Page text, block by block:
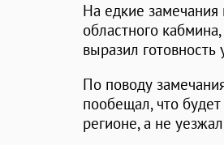
На едкие замечания
областного
выразил готовность
По поводу
пообещал, что
регионе, а не